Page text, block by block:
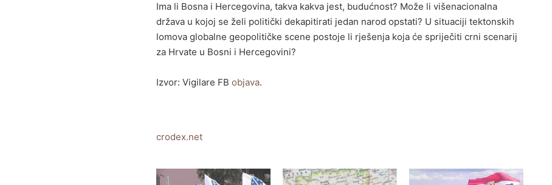
Ima li Bosna i Hercegovina, takva kakva jest, budućnost? Može li višenacionalna
država u kojoj se želi politički dekapitirati jedan narod opstati? U situaciji tektonskih
lomova globalne geopolitičke scene postoje li rješenja koja će spriječiti crni scenarij
za Hrvate u Bosni i Hercegovini?
Izvor: Vigilare FB objava.
crodex.net